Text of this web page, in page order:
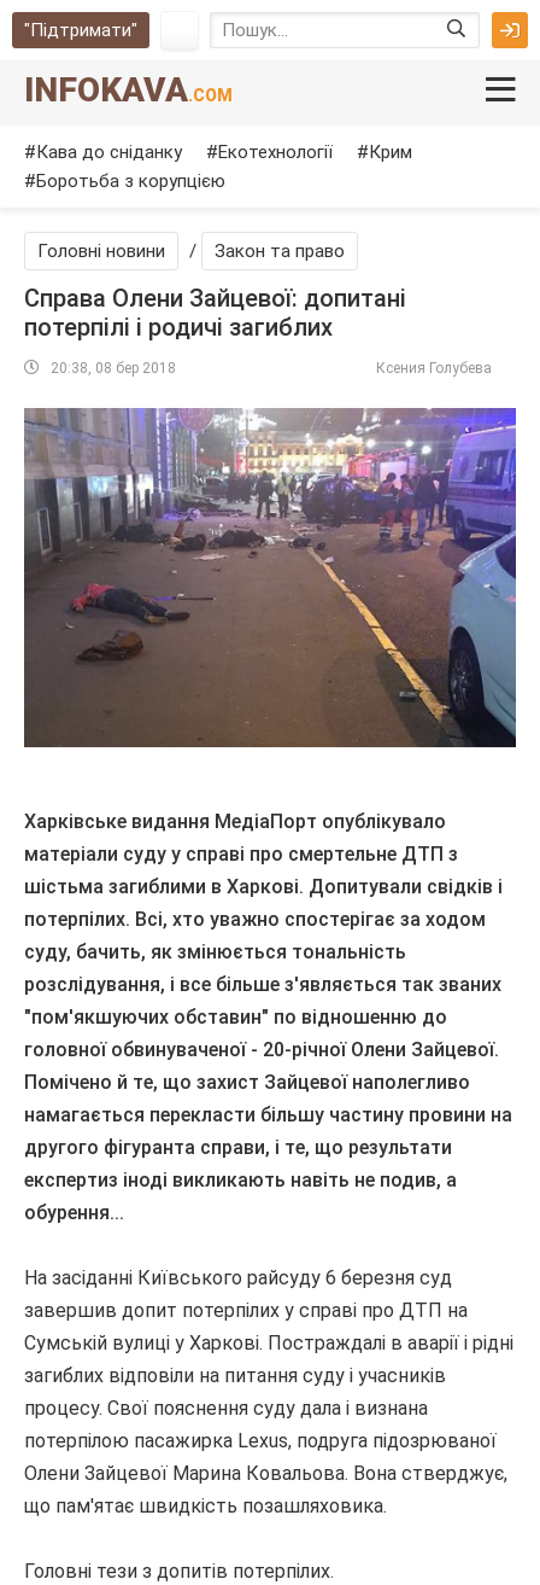
"Підтримати"
INFOKAVA.COM
Кава до сніданку Екотехнології
Крим
Боротьба з корупцією
Головні новини / Закон та право
Справа Олени Зайцевої: допитані
потерпілі і родичі загиблих
20:38, 08 бер 2018 Ксения Голубева
Харківське видання МедіаПорт опублікувало
матеріали суду у справі про смертельне ДТП з
шістьма загиблими в Харкові. Допитували свідків і
потерпілих. Всі, хто уважно спостерігає за ходом
суду, бачить, як змінюється тональність
розслідування, і все більше з'являється так званих
"пом'якшуючих обставин" по відношенню до
головної обвинуваченої - 20-річної Олени Зайцевої.
Помічено й те, що захист Зайцевої наполегливо
намагається перекласти більшу частину провини на
другого фігуранта справи, і те, що результати
експертиз іноді викликають навіть не подив, а
обурення...
На засіданні Київського райсуду 6 березня суд
завершив допит потерпілих у справі про ДТП на
Сумській вулиці у Харкові. Постраждалі в аварії і рідні
загиблих відповіли на питання суду і учасників
процесу. Свої пояснення суду дала і визнана
потерпілою пасажирка Lexus, подруга підозрюваної
Олени Зайцевої Марина Ковальова. Вона стверджує,
що пам'ятає швидкість позашляховика.
Головні тези з допитів потерпілих.